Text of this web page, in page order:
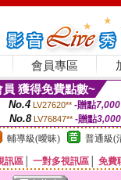
會員專區
獲得免費點數~
No.4 LV27620** -贈點7,000
No.8 LV76847** -贈點3,000
輔導級(曖昧) 普通級(
訊區 一對多視訊區 免費